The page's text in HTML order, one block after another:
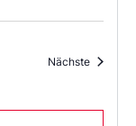
Nächste